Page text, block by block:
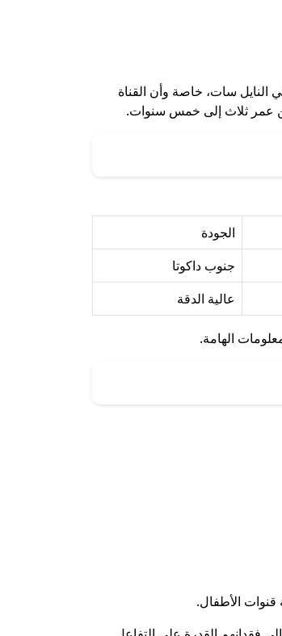
من أهم ترددات القمر الصناعي النايل سات، خاصة وأن القناة
من عمر ثلاث إلى خمس سنوات.
الجودة
جنوب داكوتا
عالية الدقة
الهامة.
قنوات الأطفال.